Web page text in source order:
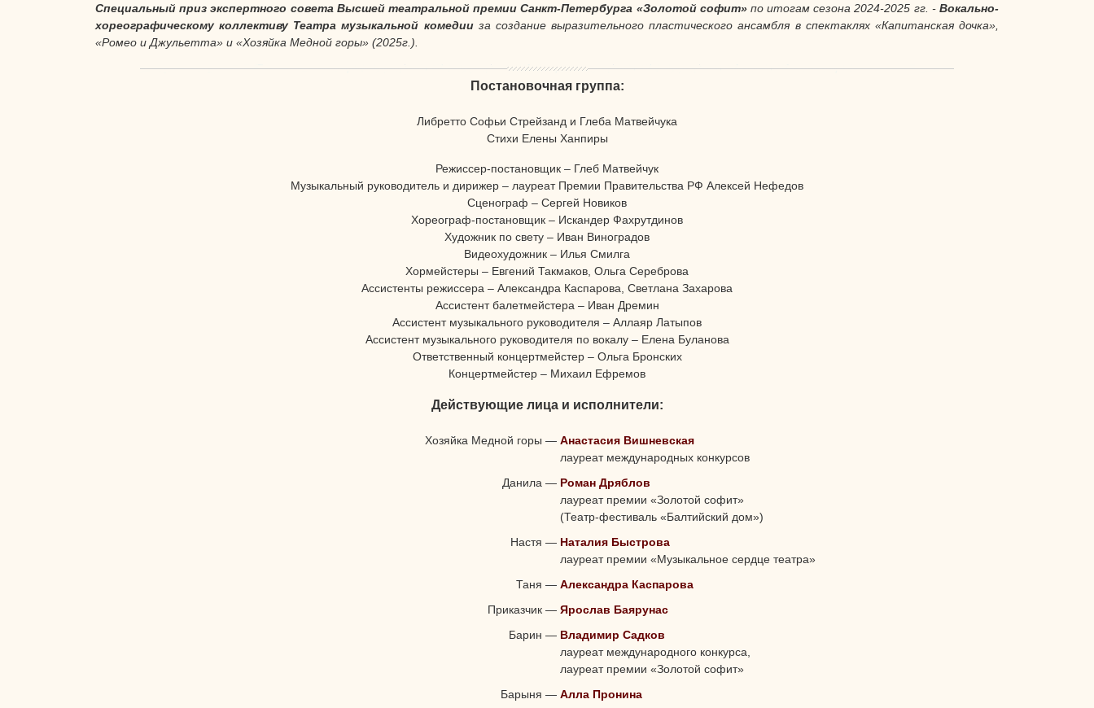
Специальный приз экспертного совета Высшей театральной премии Санкт‑Петербурга «Золотой софит» по итогам сезона 2024-2025 гг. -Вокально-
хореографическому коллективу Театра музыкальной комедии за создание выразительного пластического ансамбля в спектаклях «Капитанская дочка»,
«Ромео и Джульетта» и «Хозяйка Медной горы» (2025г.).
Постановочная группа:
Либретто Софьи Стрейзанд и Глеба Матвейчука
Стихи Елены Ханпиры
Режиссер-постановщик – Глеб Матвейчук
Музыкальный руководитель и дирижер – лауреат Премии Правительства РФ Алексей Нефедов
Сценограф – Сергей Новиков
Хореограф-постановщик – Искандер Фахрутдинов
Художник по свету – Иван Виноградов
Видеохудожник – Илья Смилга
Хормейстеры – Евгений Такмаков, Ольга Сереброва
Ассистенты режиссера – Александра Каспарова, Светлана Захарова
Ассистент балетмейстера – Иван Дремин
Ассистент музыкального руководителя – Аллаяр Латыпов
Ассистент музыкального руководителя по вокалу – Елена Буланова
Ответственный концертмейстер – Ольга Бронских
Концертмейстер – Михаил Ефремов
Действующие лица и исполнители:
Хозяйка Медной горы — Анастасия Вишневская
лауреат международных конкурсов
Данила — Роман Дряблов
лауреат премии «Золотой софит»
(Театр-фестиваль «Балтийский дом»)
Настя — Наталия Быстрова
лауреат премии «Музыкальное сердце театра»
Таня — Александра Каспарова
Приказчик — Ярослав Баярунас
Барин — Владимир Садков
лауреат международного конкурса,
лауреат премии «Золотой софит»
Барыня — Алла Пронина